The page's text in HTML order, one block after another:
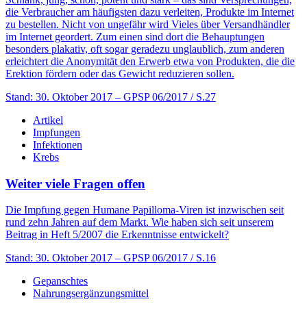
die Verbraucher am häufigsten dazu verleiten, Produkte im Internet
zu bestellen. Nicht von ungefähr wird Vieles über Versandhändler
im Internet geordert. Zum einen sind dort die Behauptungen
besonders plakativ, oft sogar geradezu unglaublich, zum anderen
erleichtert die Anonymität den Erwerb etwa von Produkten, die die
Erektion fördern oder das Gewicht reduzieren sollen.
Stand: 30. Oktober 2017 – GPSP 06/2017 / S.27
Artikel
Impfungen
Infektionen
Krebs
Weiter viele Fragen offen
Die Impfung gegen Humane Papilloma-Viren ist inzwischen seit
rund zehn Jahren auf dem Markt. Wie haben sich seit unserem
Beitrag in Heft 5/2007 die Erkenntnisse entwickelt?
Stand: 30. Oktober 2017 – GPSP 06/2017 / S.16
Gepanschtes
Nahrungsergänzungsmittel